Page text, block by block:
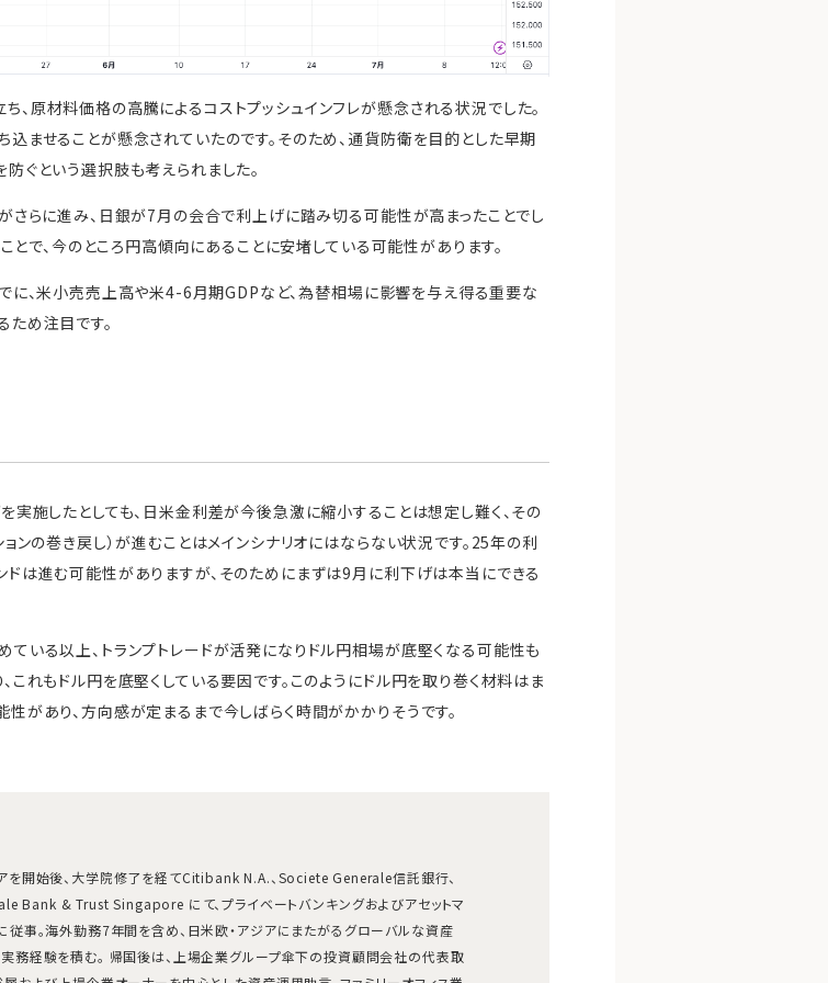
原材料価格の高騰によるコストプッシュインフレが懸念される状況でした。
ませることが懸念されていたのです。そのため、通貨防衛を目的とした早期
ぐという選択肢も考えられました。
らに進み、日銀が7月の会合で利上げに踏み切る可能性が高まったことでし
とで、今のところ円高傾向にあることに安堵している可能性があります。
、米小売売上高や米4-6月期GDPなど、為替相場に影響を与え得る重要な
め注目です。
施したとしても、日米金利差が今後急激に縮小することは想定し難く、その
ンの巻き戻し）が進むことはメインシナリオにはならない状況です。25年の利
は進む可能性がありますが、そのためにまずは9月に利下げは本当にできる
いる以上、トランプトレードが活発になりドル円相場が底堅くなる可能性も
これもドル円を底堅くしている要因です。このようにドル円を取り巻く材料はま
があり、方向感が定まるまで今しばらく時間がかかりそうです。
を開始後、大学院修了を経てCitibank N.A.、Societe Generale信託銀行、
Bank & Trust Singapore にて、プライベートバンキングおよびアセットマ
従事。海外勤務7年間を含め、日米欧・アジアにまたがるグローバルな資産
務経験を積む。 帰国後は、上場企業グループ傘下の投資顧問会社の代表取